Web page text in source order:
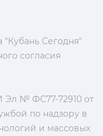
"Кубань Сегодня"
согласия
Эл № ФС77-72910 от
по надзору в
и массовых